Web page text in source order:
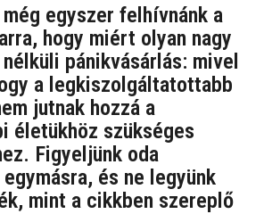
egyszer felhívnánk a
hogy miért olyan nagy
pánikvásárlás: mivel
a legkiszolgáltatottabb
jutnak hozzá a
életükhöz szükséges
Figyeljünk oda
és ne legyünk
mint a cikkben szereplő